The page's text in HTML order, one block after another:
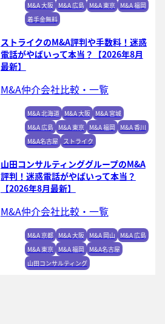
M&A 大阪 M&A 広島 M&A 東京
M&A 福岡
着手金無料
ストライクのM&A評判や手数料！迷惑
電話がやばいって本当？【2026年8月
最新】
M&A仲介会社比較・一覧
M&A 北海道 M&A 大阪
M&A 宮城
M&A 広島
M&A 東京 M&A 福岡
M&A 香川
M&A名古屋
ストライク
山田コンサルティンググループのM&A
評判！迷惑電話がやばいって本当？
【2026年8月最新】
M&A仲介会社比較・一覧
M&A 京都 M&A 大阪 M&A 岡山
M&A 広島
M&A 東京
M&A 福岡
M&A名古屋
山田コンサルティング